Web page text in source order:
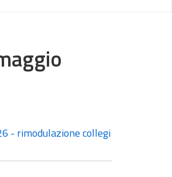
- rimodulazione collegi